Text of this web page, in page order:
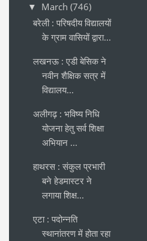
▼ March (746)
बरेली : परिषदीय विद्यालयों
के ग्राम वासियों द्वारा...
लखनऊ : एडी बेसिक ने
नवीन शैक्षिक सत्र में
विद्यालय...
अलीगढ़ : भविष्य निधि
योजना हेतु सर्व शिक्षा
अभियान ...
हाथरस : संकुल प्रभारी
बने हेडमास्टर ने
लगाया शिक्ष...
एटा : पदोन्नति
स्थानांतरण में होता रहा